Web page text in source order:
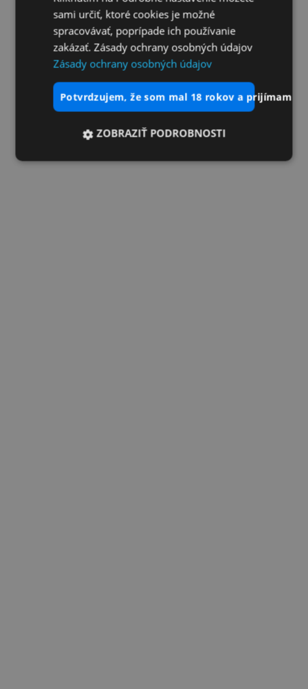
sami určiť, ktoré cookies je možné
spracovávať, poprípade ich používanie
zakázať. Zásady ochrany osobných údajov
Zásady ochrany osobných údajov
potvrdzujem, že som mal 18 rokov a prijímam
ZOBRAZIŤ PODROBNOSTI